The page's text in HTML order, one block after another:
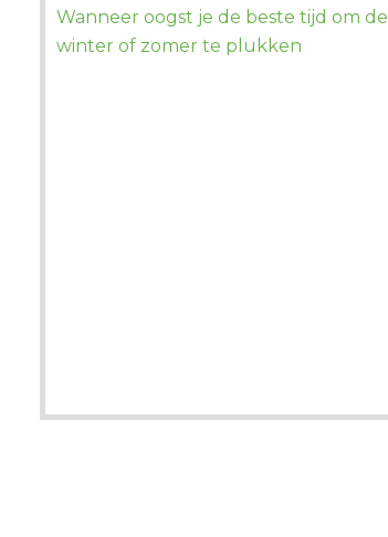
Wanneer oogst je de beste tijd om de
winter of zomer te plukken